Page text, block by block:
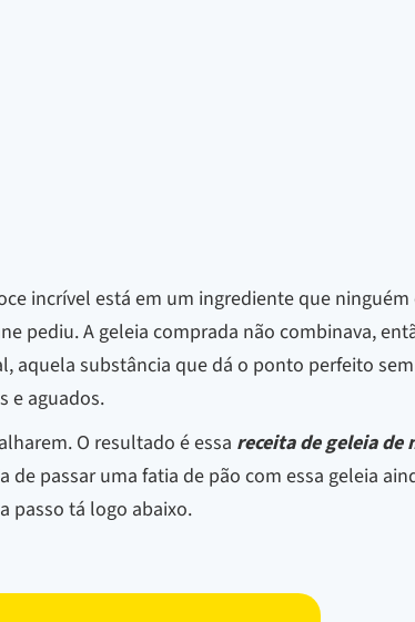
incrível está em um ingrediente que ninguém
pediu. A geleia comprada não combinava,
aquela substância que dá o ponto perfeito
e aguados.
O resultado é essa receita de geleia de
passar uma fatia de pão com essa geleia
passo tá logo abaixo.